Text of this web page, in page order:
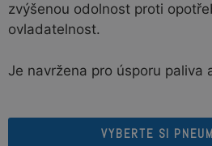
zvýšenou odolnost proti
ovladatelnost.
Je navržena pro úsporu paliva
VYBERTE SI